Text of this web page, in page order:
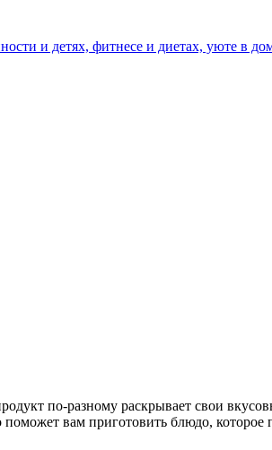
по-разному раскрывает свои
вам приготовить блюдо,